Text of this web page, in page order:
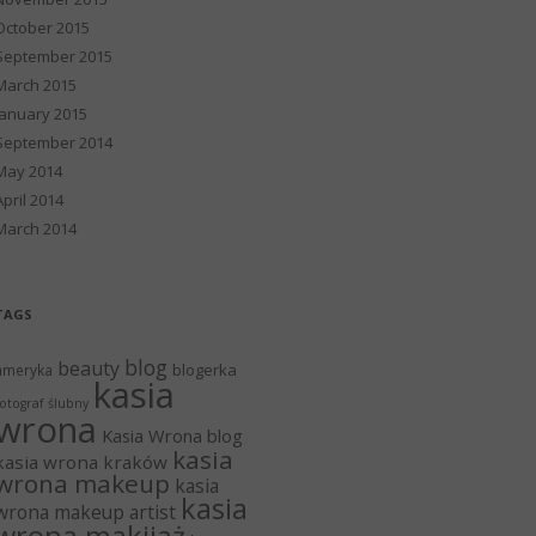
2015
2015
2015
2015
2014
2014
2014
2014
beauty blog blogerka
ślubny kasia
Kasia Wrona blog
wrona kraków kasia
makeup kasia
makeup artist kasia